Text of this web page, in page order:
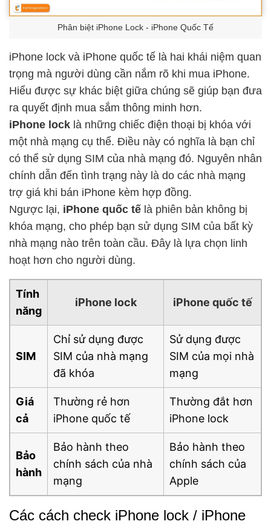
Phân biệt iPhone Lock - iPhone Quốc Tế
iPhone lock và iPhone quốc tế là hai khái niệm quan
trọng mà người dùng cần nắm rõ khi mua iPhone.
Hiểu được sự khác biệt giữa chúng sẽ giúp bạn đưa
ra quyết định mua sắm thông minh hơn.
iPhone lock là những chiếc điện thoại bị khóa với
một nhà mạng cụ thể. Điều này có nghĩa là bạn chỉ
có thể sử dụng SIM của nhà mạng đó. Nguyên nhân
chính dẫn đến tình trạng này là do các nhà mạng
trợ giá khi bán iPhone kèm hợp đồng.
Ngược lại, iPhone quốc tế là phiên bản không bị
khóa mạng, cho phép bạn sử dụng SIM của bất kỳ
nhà mạng nào trên toàn cầu. Đây là lựa chọn linh
hoạt hơn cho người dùng.
Tính
năng
iPhone lock iPhone quốc tế
SIM
Chỉ sử dụng được
SIM của nhà mạng
đã khóa
Sử dụng được
SIM của mọi nhà
mạng
Giá
cả
Thường rẻ hơn
iPhone quốc tế
Thường đắt hơn
iPhone lock
Bảo
hành
Bảo hành theo
chính sách của nhà
mạng
Bảo hành theo
chính sách của
Apple
Các cách check iPhone lock / iPhone